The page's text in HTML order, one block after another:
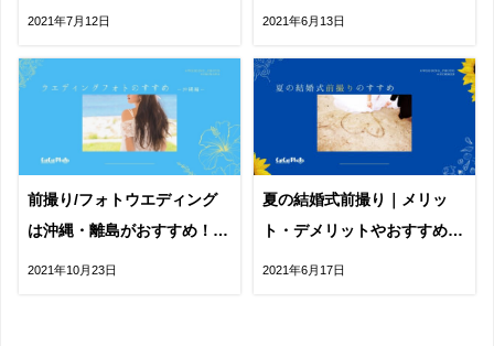
開！
2021年7月12日 2021年6月13日
前撮り/フォトウエディング
は沖縄・離島がおすすめ！相
2021年10月23日
夏の結婚式前撮り｜メリッ
ト・デメリットやおすすめの
2021年6月17日